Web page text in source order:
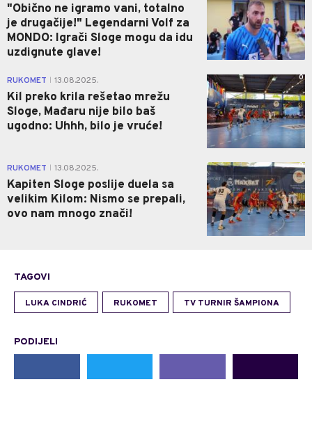
"Obično ne igramo vani, totalno
je drugačije!" Legendarni Volf za
MONDO: Igrači Sloge mogu da idu
uzdignute glave!
RUKOMET 13.08.2025.
Kil preko krila rešetao mrežu
Sloge, Mađaru nije bilo baš
ugodno: Uhhh, bilo je vruće!
0
RUKOMET 13.08.2025.
Kapiten Sloge poslije duela sa
velikim Kilom: Nismo se prepali,
ovo nam mnogo znači!
0
TAGOVI
LUKA CINDRIĆ RUKOMET TV TURNIR ŠAMPIONA
PODIJELI